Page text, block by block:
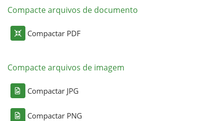
Compacte arquivos de documento
Compactar PDF
Compacte arquivos de imagem
Compactar JPG
Compactar PNG